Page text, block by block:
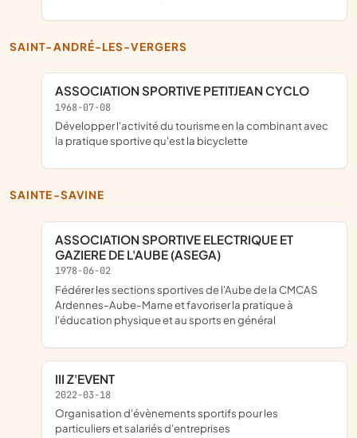
SAINT-ANDRÉ-LES-VERGERS
ASSOCIATION SPORTIVE PETITJEAN CYCLO
1968-07-08
développer l'activité du tourisme en la combinant avec
la pratique sportive qu'est la bicyclette
SAINTE-SAVINE
ASSOCIATION SPORTIVE ELECTRIQUE ET
GAZIERE DE L'AUBE (ASEGA)
1978-06-02
fédérer les sections sportives de l'Aube de la CMCAS
Ardennes-Aube-Marne et favoriser la pratique à
l'éducation physique et au sports en général
III Z'EVENT
2022-03-18
organisation d'évènements sportifs pour les
particuliers et salariés d'entreprises